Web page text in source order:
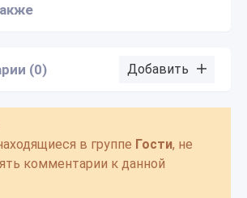
(0) Добавить
в группе Гости, не
комментарии к данной